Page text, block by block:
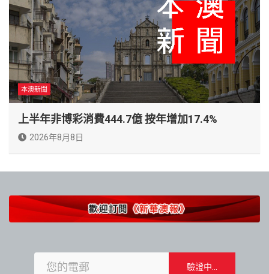
本澳新聞
上半年非博彩消費444.7億 按年增加17.4%
2026年8月8日